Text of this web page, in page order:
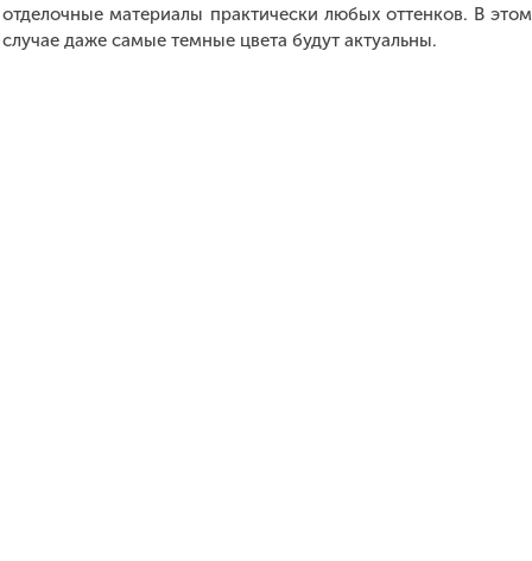
отделочные материалы практически любых оттенков. В этом
случае даже самые темные цвета будут актуальны.